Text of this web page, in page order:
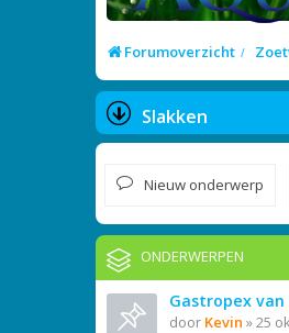
Forumoverzicht
Slakken
Nieuw onderwerp
ONDERWERPEN
Gastropex van
door Kevin »25